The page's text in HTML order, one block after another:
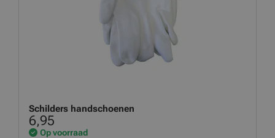
Schilders handschoenen
6,95
Op voorraad